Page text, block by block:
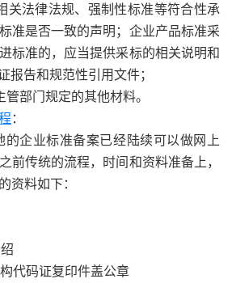
关法律法规、强制性标准等符合性承
准是否一致的声明；企业产品标准采
标准的，应当提供采标的相关说明和
报告和规范性引用文件；
部门规定的其他材料。
：
的企业标准备案已经陆续可以做网上
前传统的流程，时间和资料准备上，
资料如下：
代码证复印件盖公章